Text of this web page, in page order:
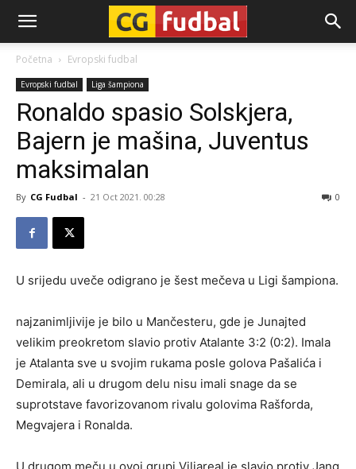
CG-
Fudbal
Početna Evropski fudbal
Evropski fudbal Liga šampiona
Ronaldo spasio Solskjera,
Bajern je mašina, Juventus
maksimalan
By CG Fudbal - 21 Oct 2021. 00:28 0
U srijedu uveče odigrano je šest mečeva u Ligi šampiona.
najzanimljivije je bilo u Mančesteru, gde je Junajted
velikim preokretom slavio protiv Atalante 3:2 (0:2). Imala
je Atalanta sve u svojim rukama posle golova Pašalića i
Demirala, ali u drugom delu nisu imali snage da se
suprotstave favorizovanom rivalu golovima Rašforda,
Megvajera i Ronalda.